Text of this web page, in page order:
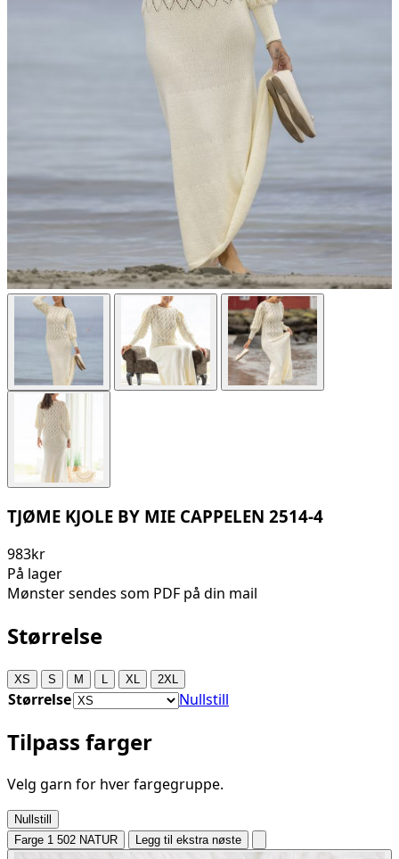
TJØME KJOLE BY MIE CAPPELEN 2514-4
983kr
På lager
Mønster sendes som PDF på din mail
Størrelse
XS S M L XL 2XL
Størrelse Nullstill
Tilpass farger
Velg garn for hver fargegruppe.
Nullstill
Farge 1 502 NATUR Legg til ekstra nøste